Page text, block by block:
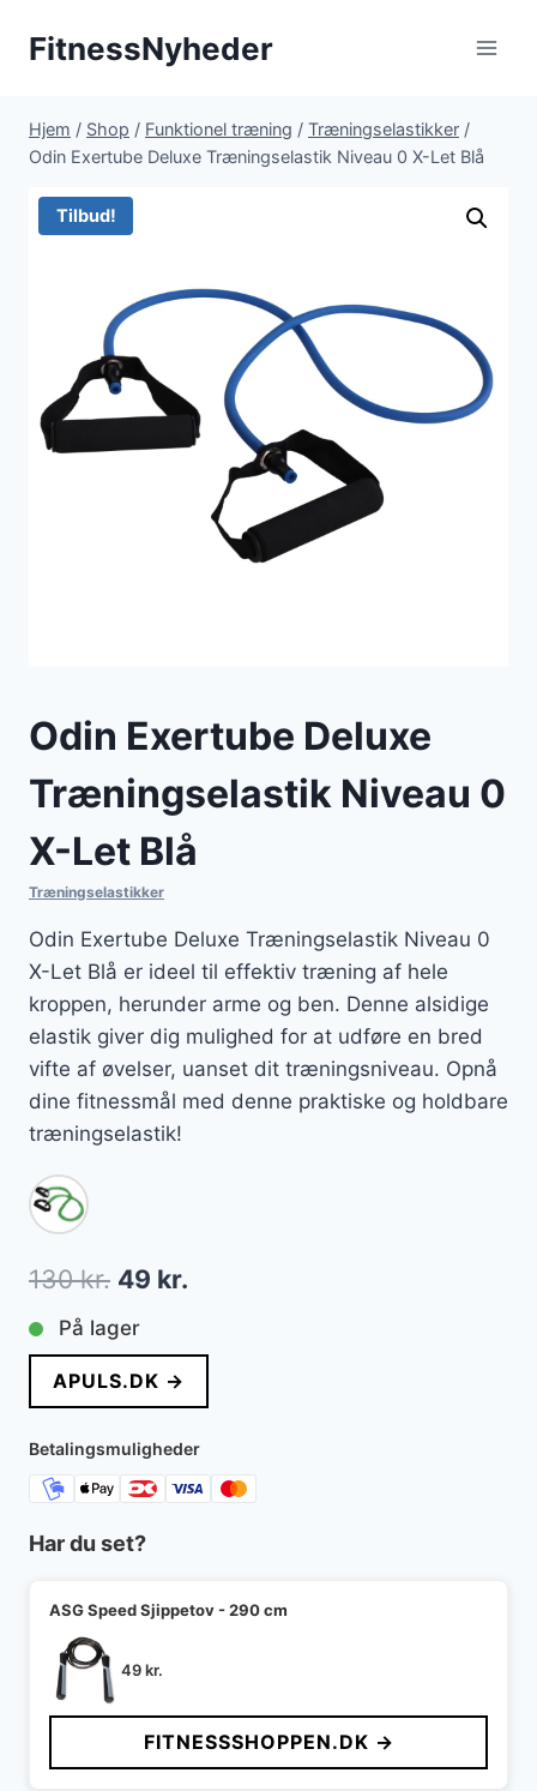
FitnessNyheder
Hjem / Shop / Funktionel træning / Træningselastikker /
Odin Exertube Deluxe Træningselastik Niveau 0 X-Let Blå
Tilbud!
Odin Exertube Deluxe
Træningselastik Niveau 0
X-Let Blå
Træningselastikker
Odin Exertube Deluxe Træningselastik Niveau 0
X-Let Blå er ideel til effektiv træning af hele
kroppen, herunder arme og ben. Denne alsidige
elastik giver dig mulighed for at udføre en bred
vifte af øvelser, uanset dit træningsniveau. Opnå
dine fitnessmål med denne praktiske og holdbare
træningselastik!
130kr. Den
oprindelige
pris
var:
130 kr..
49 kr.
pris
er:
49 kr..
På lager
APULS.DK →
Betalingsmuligheder
Har du set?
ASG Speed Sjippetov - 290 cm
49kr.
FITNESSSHOPPEN.DK →